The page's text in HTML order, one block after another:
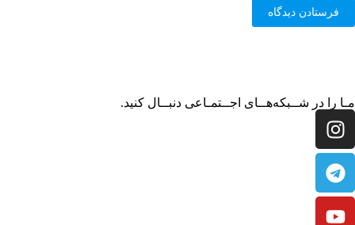
مـا را در شــبکه‌هــای اجــتمـاعی دنبــال کنید.